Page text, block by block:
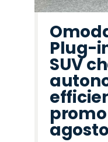
Plug-
SUV
agosto